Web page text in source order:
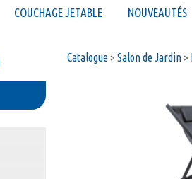
COUCHAGE JETABLE NOUVEAUTÉS
Catalogue> Salon de Jardin>